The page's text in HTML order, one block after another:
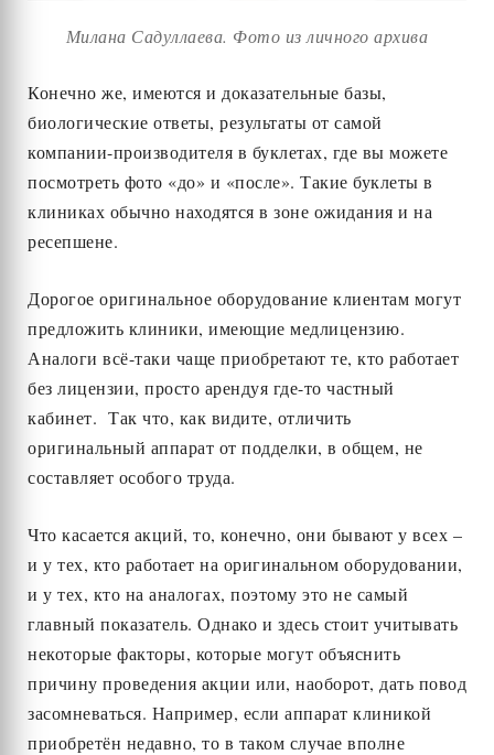
Милана Садуллаева. Фото из личного архива
Конечно же, имеются и доказательные базы,
биологические ответы, результаты от самой
компании-производителя в буклетах, где вы можете
посмотреть фото «до» и «после». Такие буклеты в
клиниках обычно находятся в зоне ожидания и на
ресепшене.
Дорогое оригинальное оборудование клиентам могут
предложить клиники, имеющие медлицензию.
Аналоги всё-таки чаще приобретают те, кто работает
без лицензии, просто арендуя где-то частный
кабинет. Так что, как видите, отличить
оригинальный аппарат от подделки, в общем, не
составляет особого труда.
Что касается акций, то, конечно, они бывают у всех –
и у тех, кто работает на оригинальном оборудовании,
и у тех, кто на аналогах, поэтому это не самый
главный показатель. Однако и здесь стоит учитывать
некоторые факторы, которые могут объяснить
причину проведения акции или, наоборот, дать повод
засомневаться. Например, если аппарат клиникой
приобретён недавно, то в таком случае вполне